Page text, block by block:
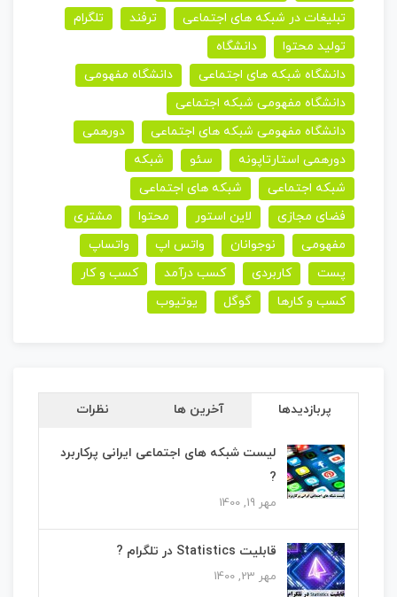
تبلیغات در شبکه های اجتماعی
ترفند
تلگرام
تولید محتوا
دانشگاه
دانشگاه شبکه های اجتماعی
دانشگاه مفهومی
دانشگاه مفهومی شبکه اجتماعی
دانشگاه مفهومی شبکه های اجتماعی
دورهمی
دورهمی استارتاپونه
سئو
شبکه
شبکه اجتماعی
شبکه های اجتماعی
فضای مجازی
لاین استور محتوا
مشتری
مفهومی
نوجوانان واتس اپ
واتساپ
پست
کاربردی کسب درآمد
کسب و کار
کسب و کارها
گوگل یوتیوب
پربازدیدها آخرین ها نظرات
لیست شبکه های اجتماعی ایرانی پرکاربرد
?
مهر 19, 1400
قابلیت Statistics در تلگرام ?
مهر 23, 1400